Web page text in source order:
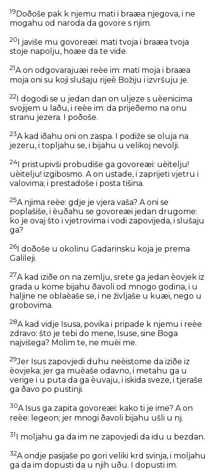
19Doðoše pak k njemu mati i braæa njegova, i ne
mogahu od naroda da govore s njim.
20
I javiše mu govoreæi: mati tvoja i braæa tvoja
stoje napolju, hoæe da te vide.
21A on odgovarajuæi reèe im: mati moja i braæa
moja oni su koji slušaju rijeè Božiju i izvršuju je.
22I dogodi se u jedan dan on uljeze s uèenicima
svojijem u laðu, i reèe im: da prijeðemo na onu
stranu jezera. I poðoše.
23A kad iðahu oni on zaspa. I podiže se oluja na
jezeru, i topljahu se, i bijahu u velikoj nevolji.
24 I pristupivši probudiše ga govoreæi: uèitelju!
uèitelju! izgibosmo. A on ustade, i zaprijeti vjetru i
valovima; i prestadoše i posta tišina.
25A njima reèe: gdje je vjera vaša? A oni se
poplašiše, i èuðahu se govoreæi jedan drugome:
ko je ovaj što i vjetrovima i vodi zapovijeda, i slušaju
ga?
26 I doðoše u okolinu Gadarinsku koja je prema
Galileji.
27A kad iziðe on na zemlju, srete ga jedan èovjek iz
grada u kome bijahu ðavoli od mnogo godina, i u
haljine ne oblaèaše se, i ne življaše u kuæi, nego u
grobovima.
28A kad vidje Isusa, povika i pripade k njemu i reèe
zdravo: što je tebi do mene, Isuse, sine Boga
najvišega? Molim te, ne muèi me.
29Jer Isus zapovjedi duhu neèistome da iziðe iz
èovjeka; jer ga muèaše odavno, i metahu ga u
verige i u puta da ga èuvaju, i iskida sveze, i tjeraše
ga ðavo po pustinji.
30A Isus ga zapita govoreæi: kako ti je ime? A on
reèe: legeon; jer mnogi ðavoli bijahu ušli u nj.
31I moljahu ga da im ne zapovjedi da idu u bezdan.
32A ondje pasijaše po gori veliki krd svinja, i moljahu
ga da im dopusti da u njih uðu. I dopusti im.